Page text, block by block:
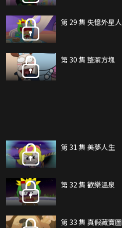
第 29 集 失憶外星人
第 30 集 整潔方塊
第 31 集 美夢人生
第 32 集 歡樂溫泉
第 33 集 真假藏寶圖